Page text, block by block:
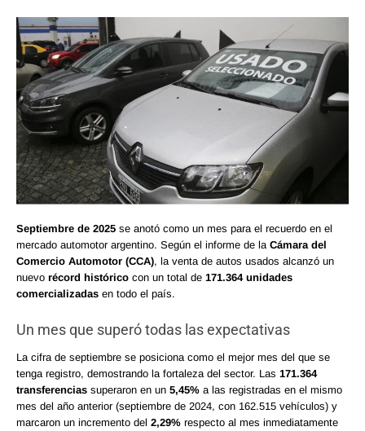
Septiembre de 2025 se anotó como un mes para el recuerdo en el
mercado automotor argentino. Según el informe de la Cámara del
Comercio Automotor (CCA), la venta de autos usados alcanzó un
nuevo récord histórico con un total de 171.364 unidades
comercializadas en todo el país.
Un mes que superó todas las expectativas
La cifra de septiembre se posiciona como el mejor mes del que se
tenga registro, demostrando la fortaleza del sector. Las 171.364
transferencias superaron en un 5,45% a las registradas en el mismo
mes del año anterior (septiembre de 2024, con 162.515 vehículos) y
marcaron un incremento del 2,29% respecto al mes inmediatamente